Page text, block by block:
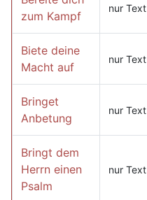
zum Kampf
nur Text
Biete deine
Macht auf
nur Text
Bringet
Anbetung
nur Text
Bringt dem
Herrn einen
Psalm
nur Text